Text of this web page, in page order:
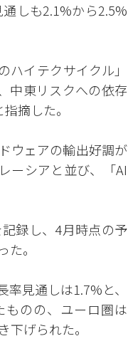
しも2.1%から2.5%
イテクサイクル」
中東リスクへの依存
摘した。
ウェアの輸出好調が
ーシアと並び、「AI
録し、4月時点の予
。
見通しは1.7%と、
のの、ユーロ圏は
げられた。